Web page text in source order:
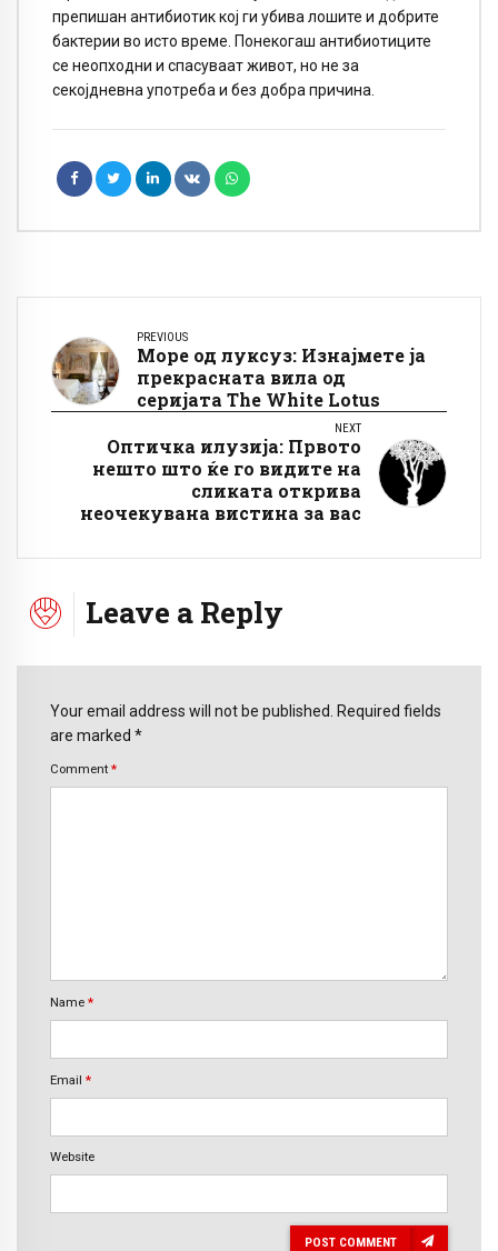
препишан антибиотик кој ги убива лошите и добрите
бактерии во исто време. Понекогаш антибиотиците
се неопходни и спасуваат живот, но не за
секојдневна употреба и без добра причина.
PREVIOUS
Море од луксуз: Изнајмете ја
прекрасната вила од
серијата The White Lotus
NEXT
Оптичка илузија: Првото
нешто што ќе го видите на
сликата открива
неочекувана вистина за вас
Leave a Reply
Your email address will not be published. Required fields
are marked *
Comment *
Name *
Email *
Website
POST COMMENT